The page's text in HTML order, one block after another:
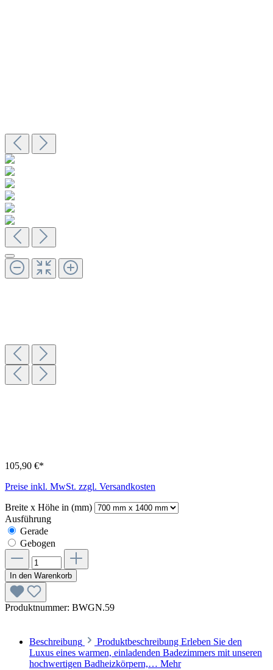
105,90 €*
Preise inkl. MwSt. zzgl. Versandkosten
Breite x Höhe in (mm)
Ausführung
Gerade
Gebogen
In den Warenkorb
Produktnummer: BWGN.59
Beschreibung
Produktbeschreibung Erleben Sie den
Luxus eines warmen, einladenden Badezimmers mit unseren
hochwertigen Badheizkörpern,… Mehr